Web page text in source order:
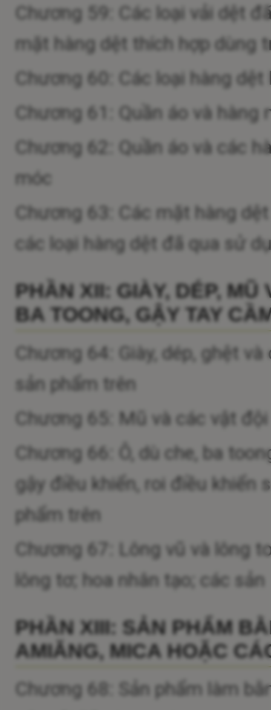
Chương 59: Các loại vải dệt
mặt hàng dệt thích hợp dùng
Chương 60: Các loại hàng
Chương 61: Quần áo và
Chương 62: Quần áo và các
móc
Chương 63: Các mặt hàng
các loại hàng dệt đã qua sử
PHẦN XII: GIÀY, DÉP,
BA TOONG, GẬY TAY
Chương 64: Giày, dép, ghệt
sản phẩm trên
Chương 65: Mũ và các vật
Chương 66: Ô, dù che, ba
gậy điều khiển, roi điều khiển
phẩm trên
Chương 67: Lông vũ và lông
lông tơ; hoa nhân tạo; các
PHẦN XIII: SẢN PHẨM
AMIĂNG, MICA HOẶC
Chương 68: Sản phẩm làm